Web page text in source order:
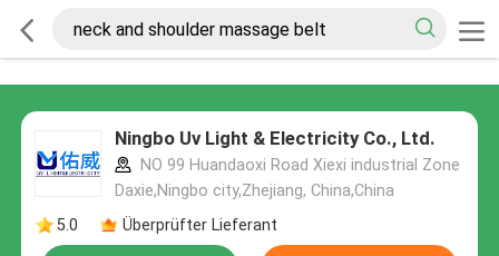
Ningbo Uv Light & Electricity Co., Ltd.
NO 99 Huandaoxi Road Xiexi industrial Zone
Daxie,Ningbo city,Zhejiang, China,China
5.0
Überprüfter Lieferant